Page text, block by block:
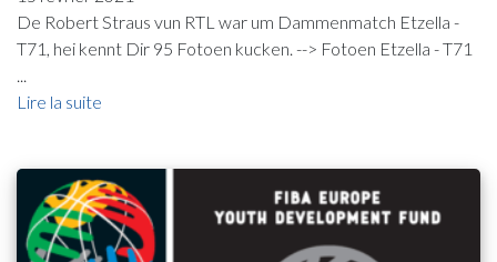
De Robert Straus vun RTL war um Dammenmatch Etzella -
T71, hei kennt Dir 95 Fotoen kucken. --> Fotoen Etzella - T71
Lire la suite